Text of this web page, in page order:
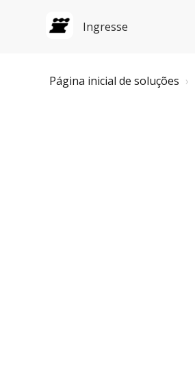
Ingresse
Página inicial de soluções